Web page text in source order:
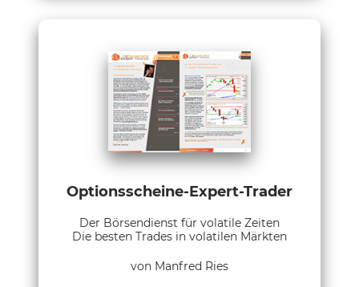
Optionsscheine-Expert-Trader
Der Börsendienst für volatile Zeiten
Die besten Trades in volatilen Märkten
von Manfred Ries